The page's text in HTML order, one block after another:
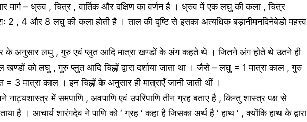
मार्ग – ध्रुव , चित्र , वार्तिक और दक्षिण का वर्णन है । ध्रुव में एक लघु की कला , चित्र
2 , 4 और 8 लघु की कला होती है । ताल की दृष्टि से इसका अत्यधिक बड़ानीमनदिनेबेडो महत्त्व
के अनुसार लघु , गुरु एवं प्लुत आदि मात्रा खण्डों के अंग कहते थे । जितने अंग होते थे उतने ही
को लघु , गुरु प्लुत आदि चिह्नों द्वारा दर्शाया जाता था । जैसे – लघु = 1 मात्रा काल , गुरु
3 मात्रा काल । इन चिह्नों के अनुसार ही मात्राएँ जानी जाती थीं ।
में समपाणि , अवपाणि एवं उपरिपाणि तीन ग्रह बताए है , किन्तु शास्त्र पक्ष से
है । आचार्य शारंगदेव ने पाणि को ‘ ग्रह ‘ कहा है जिसका अर्थ है ‘ हाथ ‘ , क्योंकि हाथ के द्वारा